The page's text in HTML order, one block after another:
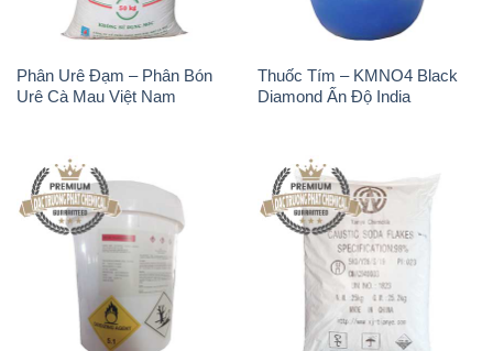
Phân Urê Đạm – Phân Bón
Urê Cà Mau Việt Nam
Thuốc Tím – KMNO4 Black
Diamond Ấn Độ India